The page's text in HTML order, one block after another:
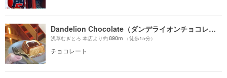
Dandelion Chocolate（ダンデライオンチョコレート）
浅草むぎとろ 本店より約890m （徒歩15分）
チョコレート